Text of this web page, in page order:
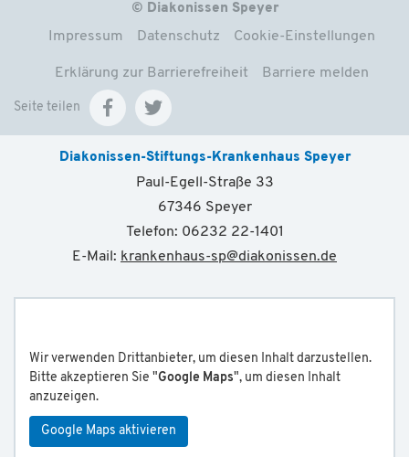
© Diakonissen Speyer
Impressum Datenschutz Cookie-Einstellungen
Erklärung zur Barrierefreiheit Barriere melden
Seite teilen
Diakonissen-Stiftungs-Krankenhaus Speyer
Paul-Egell-Straße 33
67346 Speyer
Telefon: 06232 22-1401
E-Mail: krankenhaus-sp@diakonissen.de
Wir verwenden Drittanbieter, um diesen Inhalt darzustellen.
Bitte akzeptieren Sie "Google Maps", um diesen Inhalt
anzuzeigen.
Google Maps aktivieren